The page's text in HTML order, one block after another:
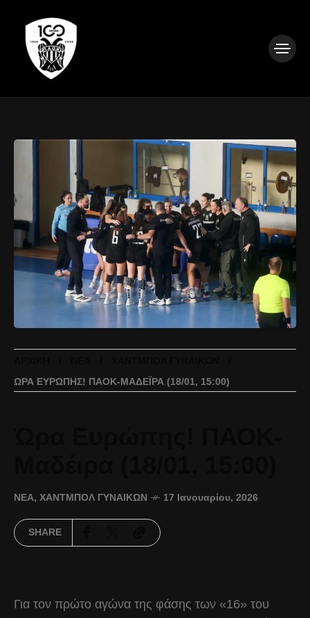
ΏΡΑ ΕΥΡΏΠΗΣ! ΠΑΟΚ-ΜΑΔΈΙΡΑ (18/01, 15:00)
ΝΈΑ, ΧΆΝΤΜΠΟΛ ΓΥΝΑΙΚΏΝ 17 Ιανουαρίου, 2026
SHARE
Για τον πρώτο αγώνα της φάσης των «16» του